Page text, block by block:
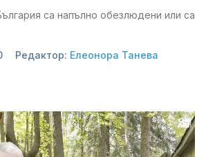
са напълно обезлюдени или са
Редактор: Елеонора Танева